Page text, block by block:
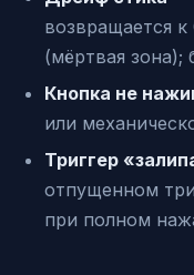
возвращается
(мёртвая
Кнопка не
или
Триггер
отпущенном
при полном